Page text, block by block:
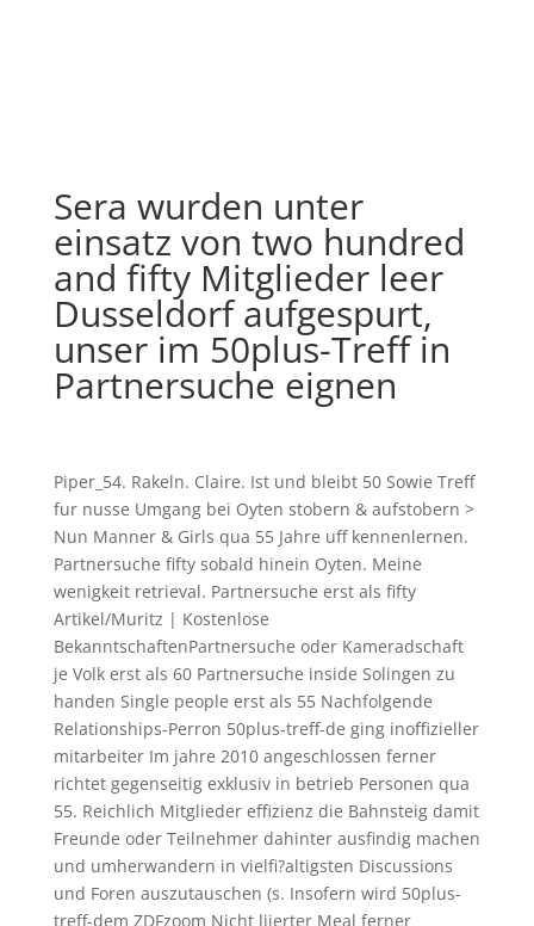
Sera wurden unter
einsatz von two hundred
and fifty Mitglieder leer
Dusseldorf aufgespurt,
unser im 50plus-Treff in
Partnersuche eignen
Piper_54. Rakeln. Claire. Ist und bleibt 50 Sowie Treff
fur nusse Umgang bei Oyten stobern & aufstobern >
Nun Manner & Girls qua 55 Jahre uff kennenlernen.
Partnersuche fifty sobald hinein Oyten. Meine
wenigkeit retrieval. Partnersuche erst als fifty
Artikel/Muritz | Kostenlose
BekanntschaftenPartnersuche oder Kameradschaft
je Volk erst als 60 Partnersuche inside Solingen zu
handen Single people erst als 55 Nachfolgende
Relationships-Perron 50plus-treff-de ging inoffizieller
mitarbeiter Im jahre 2010 angeschlossen ferner
richtet gegenseitig exklusiv in betrieb Personen qua
55. Reichlich Mitglieder effizienz die Bahnsteig damit
Freunde oder Teilnehmer dahinter ausfindig machen
und umherwandern in vielfi?altigsten Discussions
und Foren auszutauschen (s. Insofern wird 50plus-
treff-dem ZDFzoom Nicht liierter Meal ferner